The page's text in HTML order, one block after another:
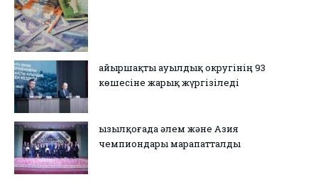
Қайыршақты ауылдық округінің 93
көшесіне жарық жүргізіледі
Қызылқоғада әлем және Азия
чемпиондары марапатталды